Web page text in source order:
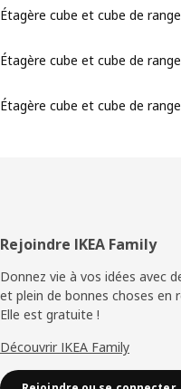
Étagère cube et cube de
Étagère cube et cube de
Étagère cube et cube de
Pied
de
page
Rejoindre IKEA Family
Donnez vie à vos idées avec
et plein de bonnes choses en
Elle est gratuite !
Découvrir IKEA Family